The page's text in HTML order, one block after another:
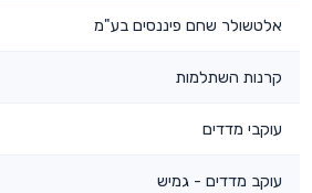
אלטשולר שחם פיננסים בע"מ
קרנות השתלמות
עוקבי מדדים
עוקב מדדים - גמיש